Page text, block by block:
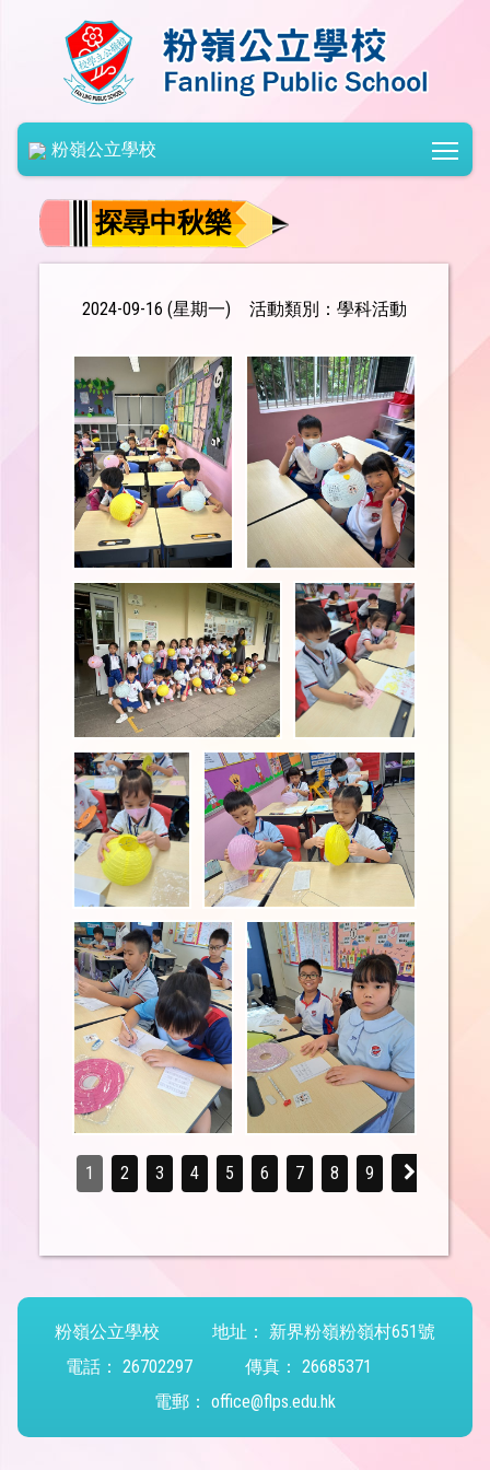
粉嶺公立學校
探尋中秋樂
2024-09-16 (星期一) 活動類別：學科活動
1 2 3 4 5 6 7 8 9
粉嶺公立學校 地址：
新界粉嶺粉嶺村651號
電話： 26702297 傳真： 26685371
電郵： office@flps.edu.hk